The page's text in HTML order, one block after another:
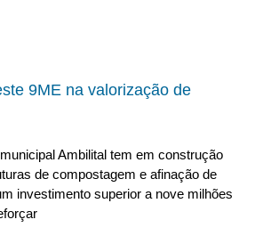
9ME na valorização de
Ambilital tem em construção
de compostagem e afinação de
investimento superior a nove milhões